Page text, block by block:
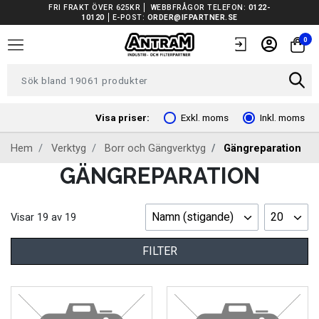
FRI FRAKT ÖVER 625KR WEBBFRÅGOR TELEFON: 0122-
10120
E-POST: ORDER@IFPARTNER.SE
0
Visa priser: Exkl. moms Inkl. moms
TRUCKAR I LAGER
TUNGA FORDON UNIVERSAL
FORDONSVERKTYG EV
ARBETSPLATSUTRUSTNING
FILTER
FORDONSVERKTYG SPECIFIKA
Hem Verktyg Borr och Gängverktyg Gängreparation
GÄNGREPARATION
Visar 19 av 19 Namn (stigande) 20
FILTER